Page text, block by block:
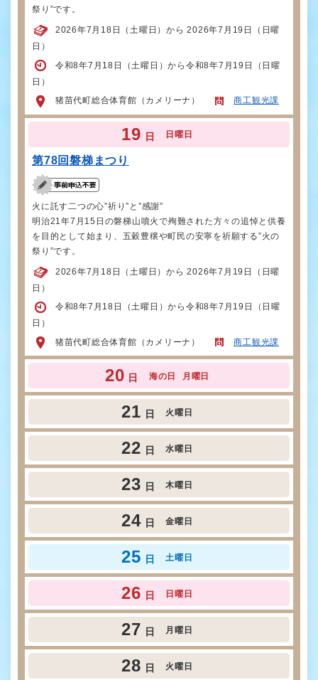
祭り”です。
2026年7月18日（土曜日）から 2026年7月19日（日曜
日）
令和8年7月18日（土曜日）から令和8年7月19日（日曜
日）
猪苗代町総合体育館（カメリーナ）
商工観光課
19 日 日曜日
第78回磐梯まつり
火に託す二つの心”祈り”と”感謝”
明治21年7月15日の磐梯山噴火で殉難された方々の追悼と供養
を目的として始まり、五穀豊穣や町民の安寧を祈願する”火の
祭り”です。
2026年7月18日（土曜日）から 2026年7月19日（日曜
日）
令和8年7月18日（土曜日）から令和8年7月19日（日曜
日）
猪苗代町総合体育館（カメリーナ）
商工観光課
20 日 海の日 月曜日
21 日 火曜日
22 日 水曜日
23 日 木曜日
24 日 金曜日
25 日 土曜日
26 日 日曜日
27 日 月曜日
28 日 火曜日